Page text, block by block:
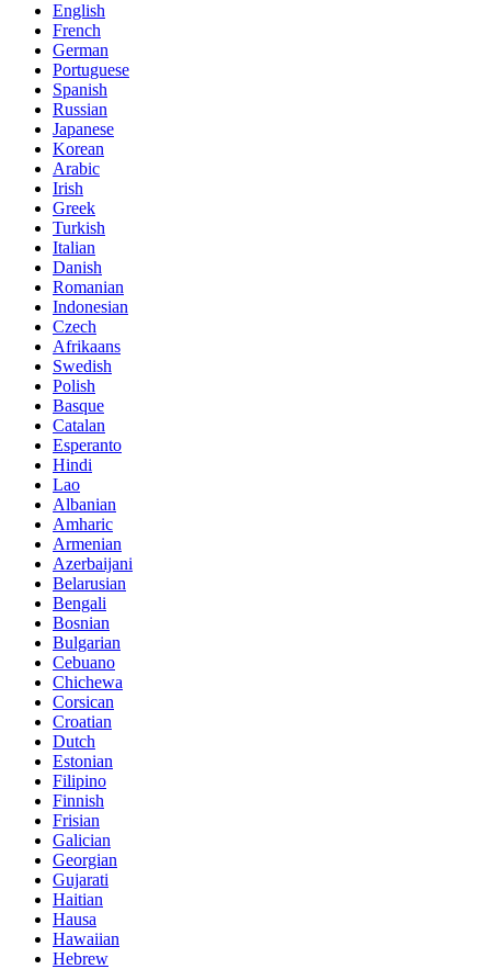
English
French
German
Portuguese
Spanish
Russian
Japanese
Korean
Arabic
Irish
Greek
Turkish
Italian
Danish
Romanian
Indonesian
Czech
Afrikaans
Swedish
Polish
Basque
Catalan
Esperanto
Hindi
Lao
Albanian
Amharic
Armenian
Azerbaijani
Belarusian
Bengali
Bosnian
Bulgarian
Cebuano
Chichewa
Corsican
Croatian
Dutch
Estonian
Filipino
Finnish
Frisian
Galician
Georgian
Gujarati
Haitian
Hausa
Hawaiian
Hebrew